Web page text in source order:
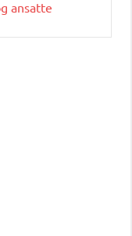
ansatte